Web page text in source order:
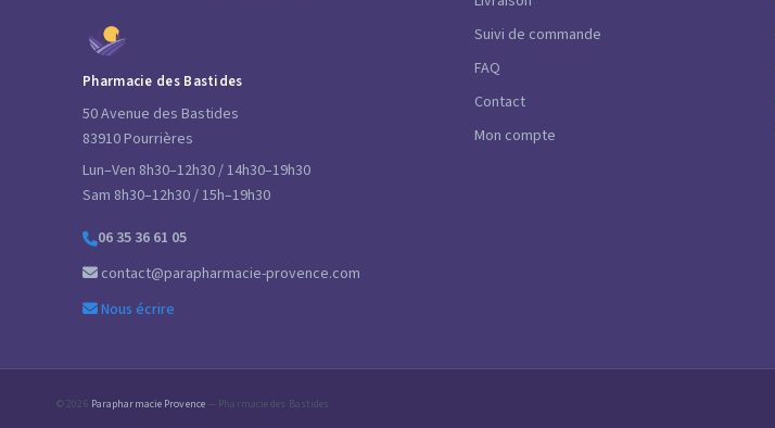
Pharmacie des Bastides
50 Avenue des Bastides
83910 Pourrières
Lun–Ven 8h30–12h30 / 14h30–19h30
Sam 8h30–12h30 / 15h–19h30
06 35 36 61 05
contact@parapharmacie-provence.com
Nous écrire
Suivi de commande
FAQ
Contact
Mon compte
© 2026 Parapharmacie Provence— Pharmacie des Bastides